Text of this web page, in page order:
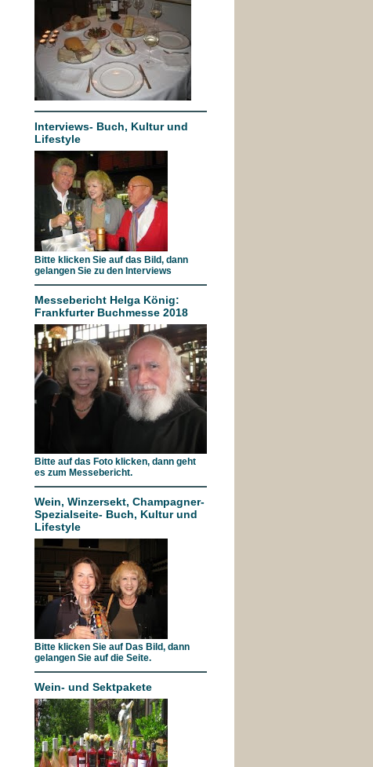
Interviews- Buch, Kultur und
Lifestyle
Bitte klicken Sie auf das Bild, dann
gelangen Sie zu den Interviews
Messebericht Helga König:
Frankfurter Buchmesse 2018
Bitte auf das Foto klicken, dann geht
es zum Messebericht.
Wein, Winzersekt, Champagner-
Spezialseite- Buch, Kultur und
Lifestyle
Bitte klicken Sie auf Das Bild, dann
gelangen Sie auf die Seite.
Wein- und Sektpakete